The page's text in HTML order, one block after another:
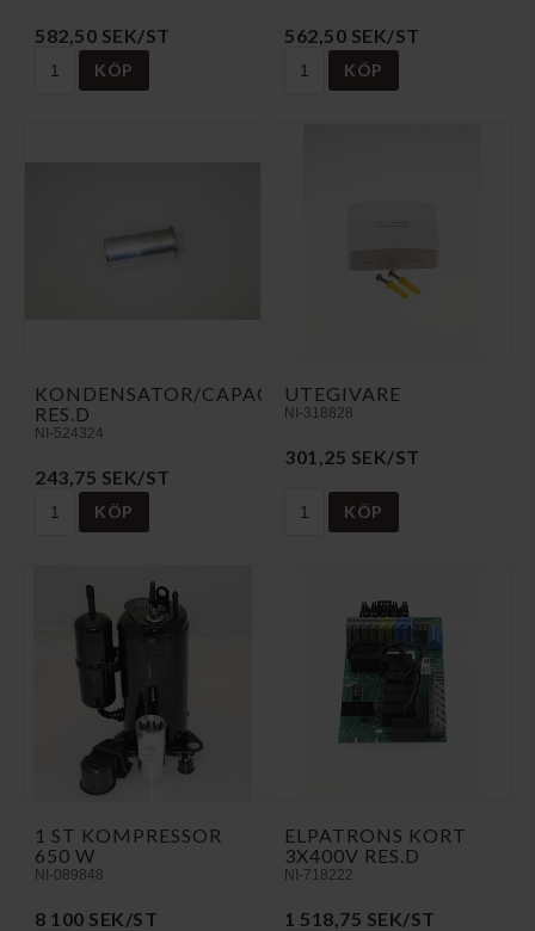
582,50 SEK/ST
KÖP
562,50 SEK/ST
KÖP
KONDENSATOR/CAPACITOR
RES.D
NI-524324
243,75 SEK/ST
KÖP
UTEGIVARE
NI-318828
301,25 SEK/ST
KÖP
1 ST KOMPRESSOR
650 W
NI-089848
8 100 SEK/ST
ELPATRONS KORT
3X400V RES.D
NI-718222
1 518,75 SEK/ST